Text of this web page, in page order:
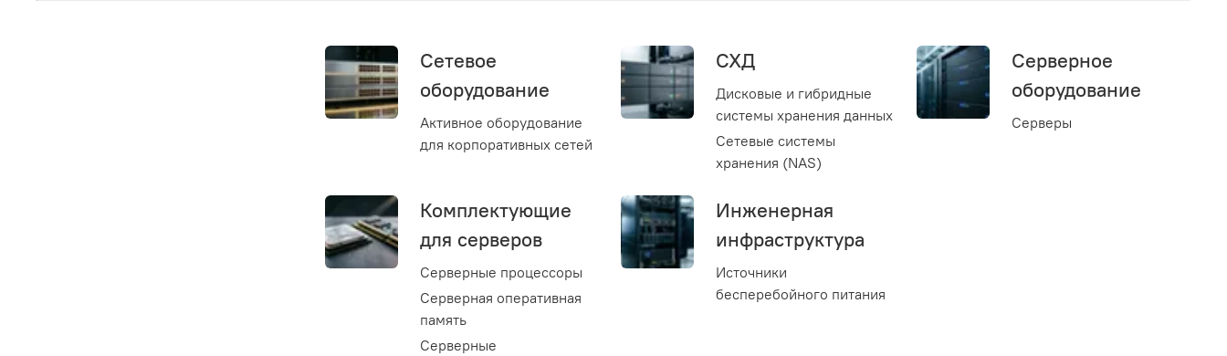
Сетевое
оборудование
Активное оборудование
для корпоративных сетей
СХД
Дисковые и гибридные
системы хранения данных
Сетевые системы
хранения (NAS)
Серверное
оборудование
Серверы
Комплектующие
для серверов
Серверные процессоры
Серверная оперативная
память
Серверные
Инженерная
инфраструктура
Источники
бесперебойного питания